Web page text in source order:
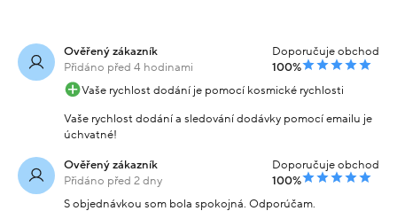
Ověřený zákazník
Přidáno před 4 hodinami
Doporučuje obchod
100%
Vaše rychlost dodání je pomocí kosmické rychlosti
Vaše rychlost dodání a sledování dodávky pomocí emailu je
úchvatné!
Ověřený zákazník
Přidáno před 2 dny
Doporučuje obchod
100%
S objednávkou som bola spokojná. Odporúčam.